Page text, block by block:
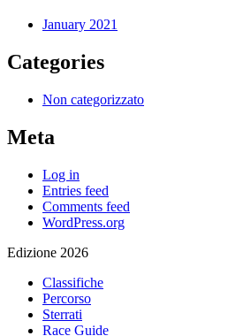
January 2021
Categories
Non categorizzato
Meta
Log in
Entries feed
Comments feed
WordPress.org
Edizione 2026
Classifiche
Percorso
Sterrati
Race Guide